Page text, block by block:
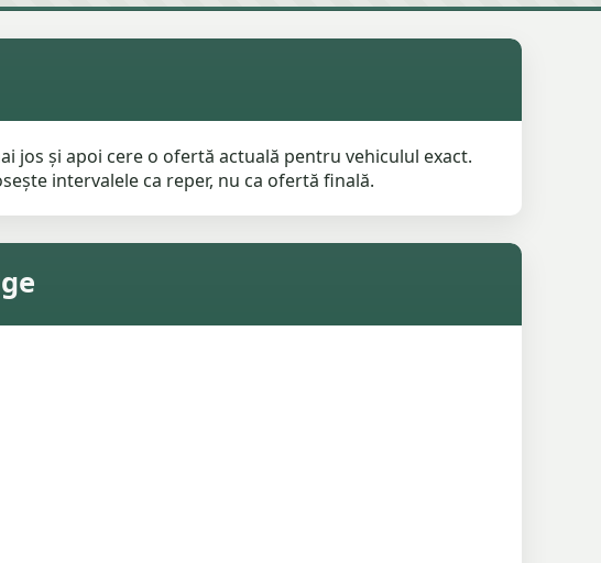
jos și apoi cere o ofertă actuală pentru vehiculul exact.
intervalele ca reper, nu ca ofertă finală.